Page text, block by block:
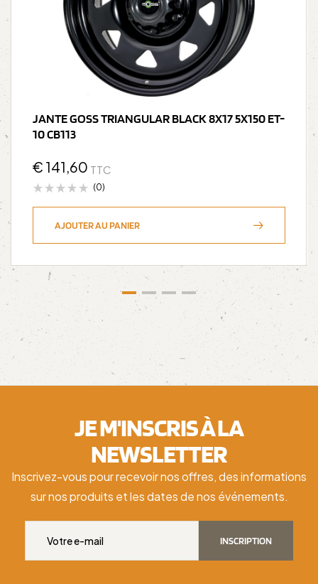
JANTE GOSS TRIANGULAR BLACK 8X17 5X150 ET-
10 CB113
€ 141,60 TTC
(0)
AJOUTER AU PANIER
JE M'INSCRIS À LA
NEWSLETTER
Inscrivez-vous pour recevoir nos offres, des informations
sur nos produits et les dates de nos événements.
INSCRIPTION